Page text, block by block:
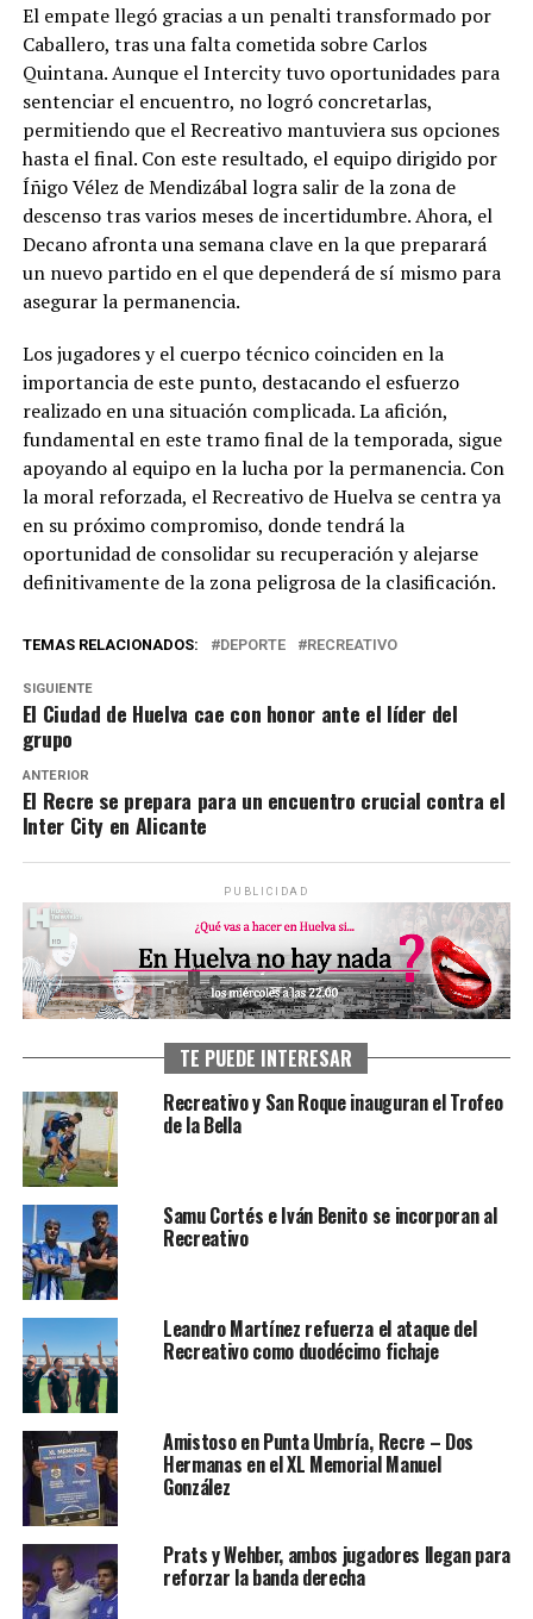
El empate llegó gracias a un penalti transformado por
Caballero, tras una falta cometida sobre Carlos
Quintana. Aunque el Intercity tuvo oportunidades para
sentenciar el encuentro, no logró concretarlas,
permitiendo que el Recreativo mantuviera sus opciones
hasta el final. Con este resultado, el equipo dirigido por
Íñigo Vélez de Mendizábal logra salir de la zona de
descenso tras varios meses de incertidumbre. Ahora, el
Decano afronta una semana clave en la que preparará
un nuevo partido en el que dependerá de sí mismo para
asegurar la permanencia.
Los jugadores y el cuerpo técnico coinciden en la
importancia de este punto, destacando el esfuerzo
realizado en una situación complicada. La afición,
fundamental en este tramo final de la temporada, sigue
apoyando al equipo en la lucha por la permanencia. Con
la moral reforzada, el Recreativo de Huelva se centra ya
en su próximo compromiso, donde tendrá la
oportunidad de consolidar su recuperación y alejarse
definitivamente de la zona peligrosa de la clasificación.
TEMAS RELACIONADOS: DEPORTE RECREATIVO
SIGUIENTE
El Ciudad de Huelva cae con honor ante el líder del
grupo
ANTERIOR
El Recre se prepara para un encuentro crucial contra el
Inter City en Alicante
PUBLICIDAD
TE PUEDE INTERESAR
Recreativo y San Roque inauguran el Trofeo
de la Bella
Samu Cortés e Iván Benito se incorporan al
Recreativo
Leandro Martínez refuerza el ataque del
Recreativo como duodécimo fichaje
Amistoso en Punta Umbría, Recre – Dos
Hermanas en el XL Memorial Manuel
González
Prats y Wehber, ambos jugadores llegan para
reforzar la banda derecha